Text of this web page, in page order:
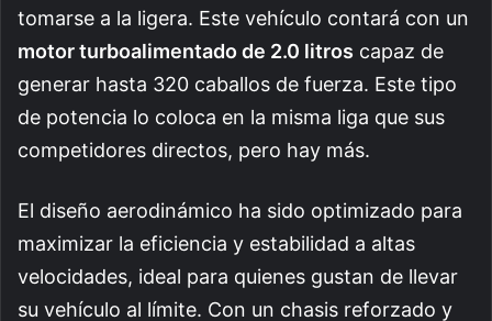
tomarse a la ligera. Este vehículo contará con un
motor turboalimentado de 2.0 litros capaz de
generar hasta 320 caballos de fuerza. Este tipo
de potencia lo coloca en la misma liga que sus
competidores directos, pero hay más.
El diseño aerodinámico ha sido optimizado para
maximizar la eficiencia y estabilidad a altas
velocidades, ideal para quienes gustan de llevar
su vehículo al límite. Con un chasis reforzado y